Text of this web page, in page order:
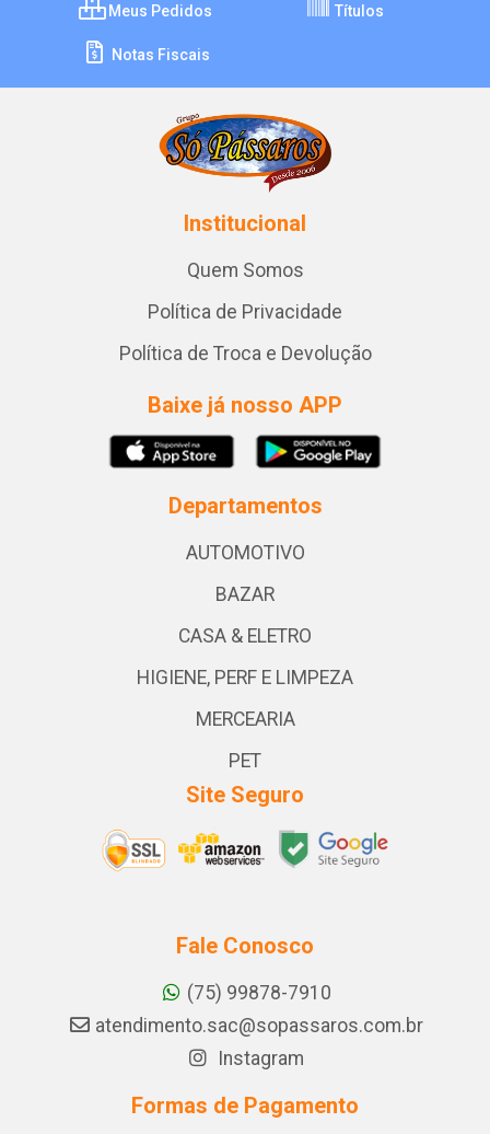
Meus Pedidos Títulos
Notas Fiscais
Institucional
Quem Somos
Política de Privacidade
Política de Troca e Devolução
Baixe já nosso APP
Departamentos
AUTOMOTIVO
BAZAR
CASA & ELETRO
HIGIENE, PERF E LIMPEZA
MERCEARIA
PET
Site Seguro
Fale Conosco
(75) 99878-7910
atendimento.sac@sopassaros.com.br
Instagram
Formas de Pagamento